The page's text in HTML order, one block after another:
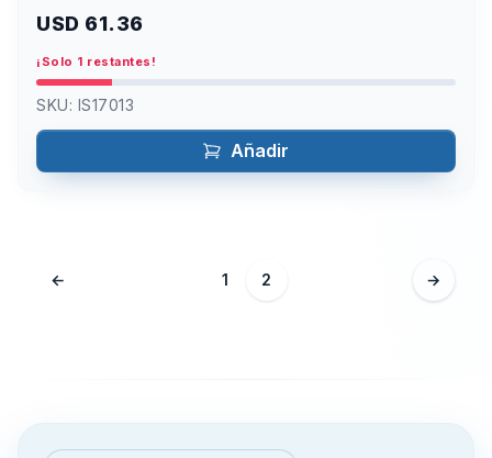
USD 61.36
¡Solo 1 restantes!
SKU: IS17013
Añadir
← 1 2 →